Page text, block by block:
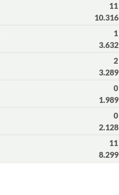
11
10.316
1
3.632
2
3.289
0
1.989
0
2.128
11
8.299